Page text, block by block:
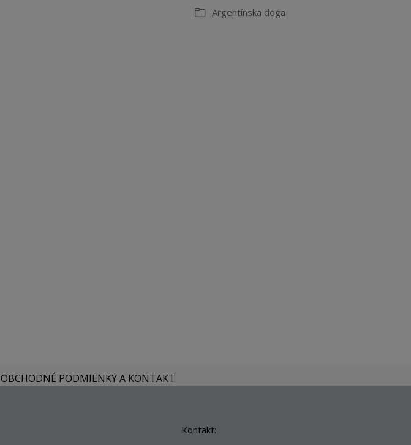
Argentínska doga
OBCHODNÉ PODMIENKY A KONTAKT
Kontakt: